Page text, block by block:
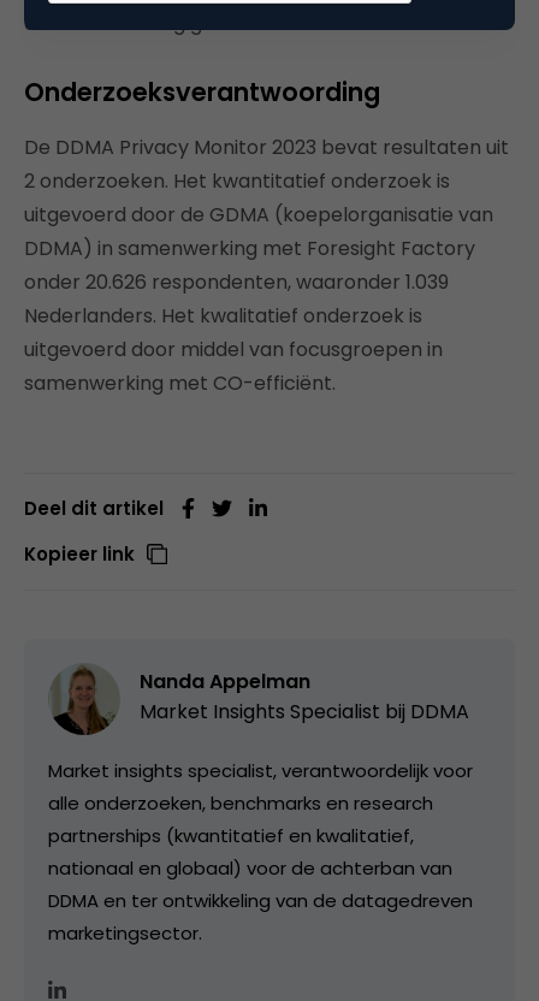
dataverzameling gaat doorzetten.
Onderzoeksverantwoording
De DDMA Privacy Monitor 2023 bevat resultaten uit
2 onderzoeken. Het kwantitatief onderzoek is
uitgevoerd door de GDMA (koepelorganisatie van
DDMA) in samenwerking met Foresight Factory
onder 20.626 respondenten, waaronder 1.039
Nederlanders. Het kwalitatief onderzoek is
uitgevoerd door middel van focusgroepen in
samenwerking met CO-efficiënt.
Deel dit artikel
Kopieer link
Nanda Appelman
Market Insights Specialist bij DDMA
Market insights specialist, verantwoordelijk voor
alle onderzoeken, benchmarks en research
partnerships (kwantitatief en kwalitatief,
nationaal en globaal) voor de achterban van
DDMA en ter ontwikkeling van de datagedreven
marketingsector.